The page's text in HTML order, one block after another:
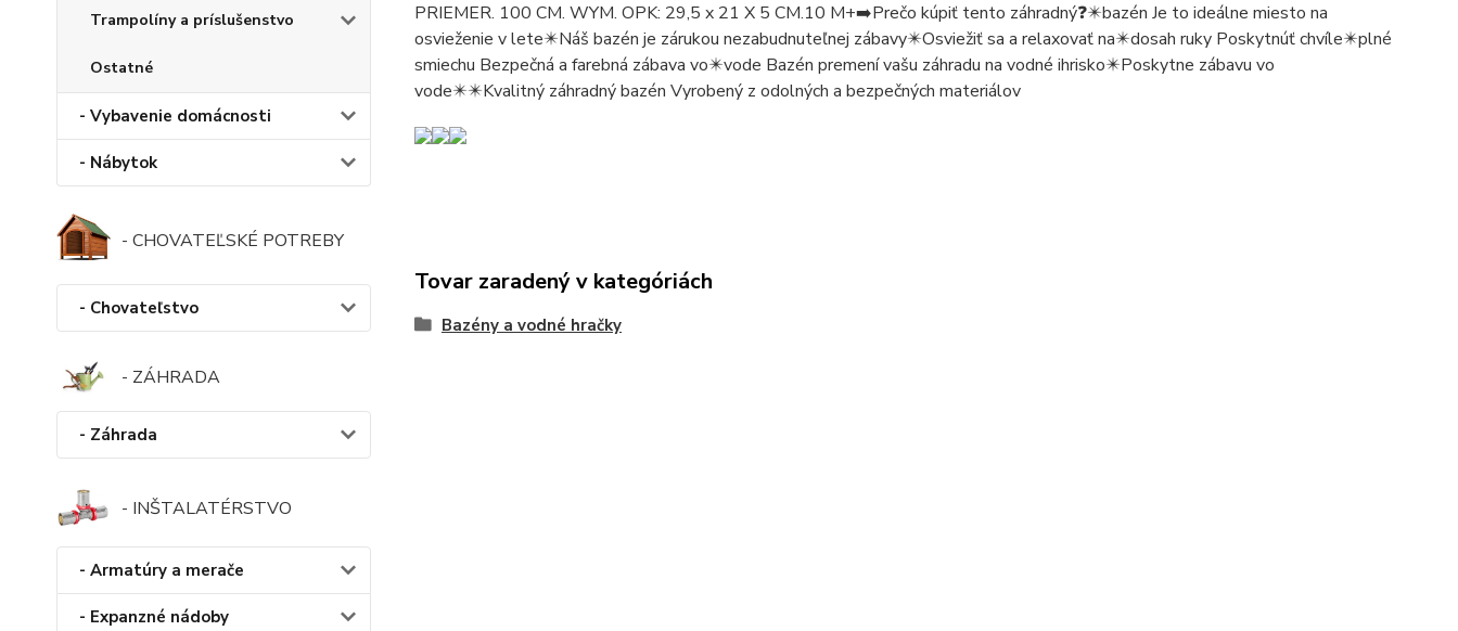
Trampolíny a príslušenstvo
Ostatné
- Vybavenie domácnosti
- Nábytok
- CHOVATEĽSKÉ POTREBY
- Chovateľstvo
- ZÁHRADA
- Záhrada
- INŠTALATÉRSTVO
- Armatúry a merače
- Expanzné nádoby
PRIEMER. 100 CM. WYM. OPK: 29,5 x 21 X 5 CM.10 M+➡️Prečo kúpiť tento záhradný❓✴️bazén Je to ideálne miesto na
osvieženie v lete✴️Náš bazén je zárukou nezabudnuteľnej zábavy✴️Osviežiť sa a relaxovať na✴️dosah ruky Poskytnúť chvíle✴️plné
smiechu Bezpečná a farebná zábava vo✴️vode Bazén premení vašu záhradu na vodné ihrisko✴️Poskytne zábavu vo
vode✴️✴️Kvalitný záhradný bazén Vyrobený z odolných a bezpečných materiálov
Tovar zaradený v kategóriách
Bazény a vodné hračky